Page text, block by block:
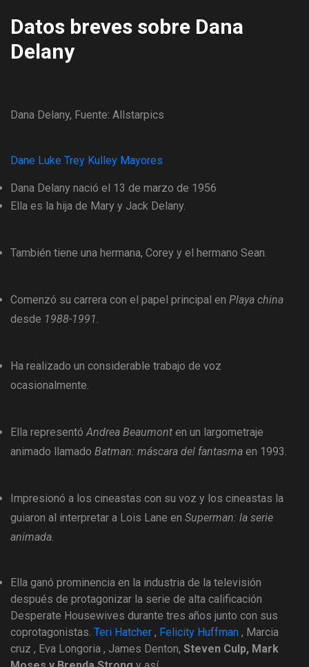
Datos breves sobre Dana
Delany
Dana Delany, Fuente: Allstarpics
Dane Luke Trey Kulley Mayores
Dana Delany nació el 13 de marzo de 1956
Ella es la hija de Mary y Jack Delany.
También tiene una hermana, Corey y el hermano Sean.
Comenzó su carrera con el papel principal en Playa china
desde 1988-1991.
Ha realizado un considerable trabajo de voz
ocasionalmente.
Ella representóAndrea Beaumont en un largometraje
animado llamado Batman: máscara del fantasma en 1993.
Impresionó a los cineastas con su voz y los cineastas la
guiaron al interpretar a Lois Lane en Superman: la serie
animada.
Ella ganó prominencia en la industria de la televisión
después de protagonizar la serie de alta calificación
Desperate Housewives durante tres años junto con sus
coprotagonistas. Teri Hatcher , Felicity Huffman , Marcia
cruz , Eva Longoria , James Denton, Steven Culp, Mark